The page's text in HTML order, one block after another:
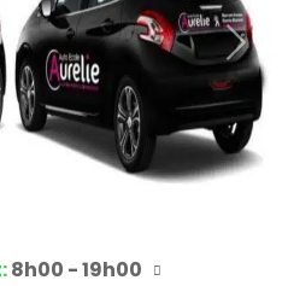
:8h00 - 19h00